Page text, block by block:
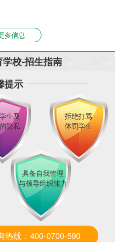
多信息
校-招生指南
提示
生及
隐私
拒绝打骂
体罚学生
具备自我管理
与领导组织能力
热线：400-0700-590